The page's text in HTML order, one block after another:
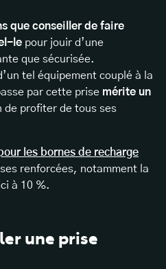
que conseiller de faire
le pour jouir d’une
que sécurisée.
tel équipement couplé à la
par cette prise mérite un
de profiter de tous ses
les bornes de recharge
renforcées, notamment la
à 10 %.
une prise